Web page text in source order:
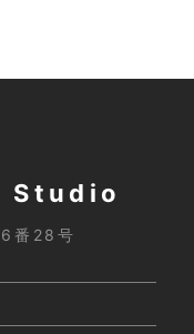
Studio
番28号